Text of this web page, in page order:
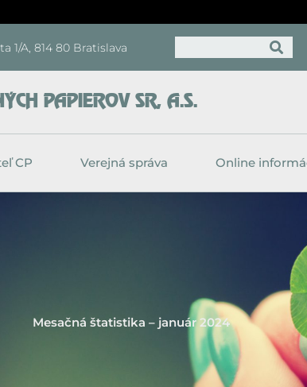
1/A, 814 80 Bratislava
PAPIEROV SR, A.S.
CP Verejná správa Online
Mesačná štatistika – január 2024